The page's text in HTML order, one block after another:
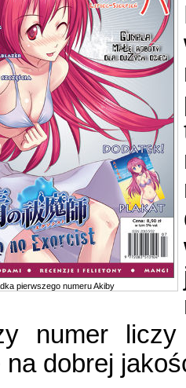
pierwszego numeru Akiby
numer
na dobrej